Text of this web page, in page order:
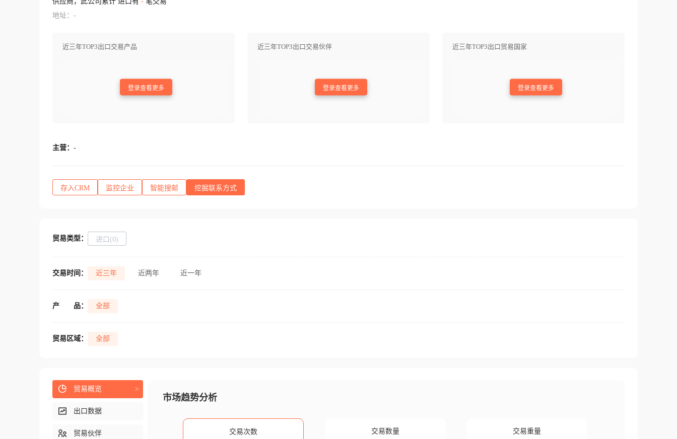
地址：-
近三年TOP3出口交易产品
登录查看更多
近三年TOP3出口交易伙伴
登录查看更多
近三年TOP3出口贸易国家
登录查看更多
主营： -
存入CRM 监控企业 智能搜邮 挖掘联系方式
贸易类型： 进口(0)
交易时间： 近三年 近两年 近一年
产 品： 全部
贸易区域： 全部
市场趋势分析
交易次数 交易数量 交易重量
贸易概览 >
出口数据
贸易伙伴